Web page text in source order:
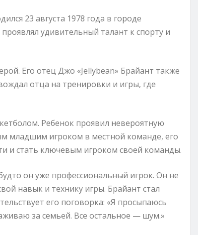
23 августа 1978 года в городе
удивительный талант к спорту и
Его отец Джо «Jellybean» Брайант также
отца на тренировки и игры, где
Ребенок проявил невероятную
младшим игроком в местной команде, его
и стать ключевым игроком своей команды.
он уже профессиональный игрок. Он не
навык и технику игры. Брайант стал
его поговорка: «Я просыпаюсь
за семьей. Все остальное — шум.»